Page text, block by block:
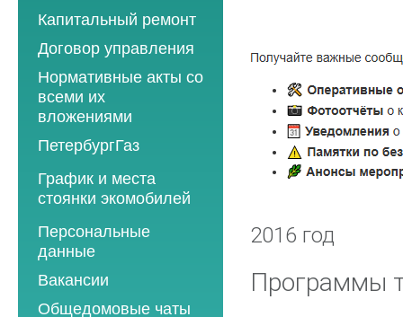
Программы
2013 год
2014 год
2015 год
2016 год
2017 год
2018 год
Капитальный ремонт
Договор управления
Нормативные акты со
всеми их
вложениями
ПетербургГаз
2018 год
2019 год
2020 год
2021 год
2022 год
График и места
стоянки экомобилей
2019 год
2020 год
2021 год
2022 год
Персональные
данные
Вакансии
Общедомовые чаты
2016 год
Программы